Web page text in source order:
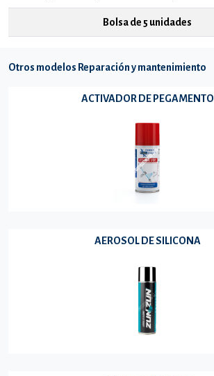
Bolsa de 5 unidades
Otros modelos Reparación y mantenimiento
ACTIVADOR DE PEGAMENTO
AEROSOL DE SILICONA